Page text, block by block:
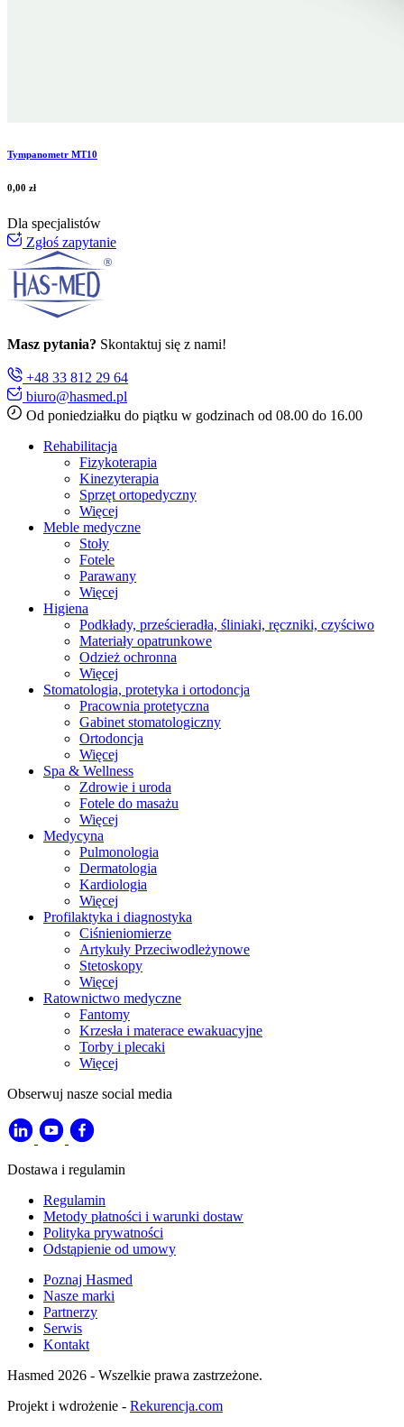
Tympanometr MT10
0,00 zł
Dla specjalistów
Zgłoś zapytanie
Masz pytania? Skontaktuj się z nami!
+48 33 812 29 64
biuro@hasmed.pl
Od poniedziałku do piątku w godzinach od 08.00 do 16.00
Rehabilitacja
Fizykoterapia
Kinezyterapia
Sprzęt ortopedyczny
Więcej
Meble medyczne
Stoły
Fotele
Parawany
Więcej
Higiena
Podkłady, prześcieradła, śliniaki, ręczniki, czyściwo
Materiały opatrunkowe
Odzież ochronna
Więcej
Stomatologia, protetyka i ortodoncja
Pracownia protetyczna
Gabinet stomatologiczny
Ortodoncja
Więcej
Spa & Wellness
Zdrowie i uroda
Fotele do masażu
Więcej
Medycyna
Pulmonologia
Dermatologia
Kardiologia
Więcej
Profilaktyka i diagnostyka
Ciśnieniomierze
Artykuły Przeciwodleżynowe
Stetoskopy
Więcej
Ratownictwo medyczne
Fantomy
Krzesła i materace ewakuacyjne
Torby i plecaki
Więcej
Obserwuj nasze social media
Dostawa i regulamin
Regulamin
Metody płatności i warunki dostaw
Polityka prywatności
Odstąpienie od umowy
Poznaj Hasmed
Nasze marki
Partnerzy
Serwis
Kontakt
Hasmed 2026 - Wszelkie prawa zastrzeżone.
Projekt i wdrożenie - Rekurencja.com